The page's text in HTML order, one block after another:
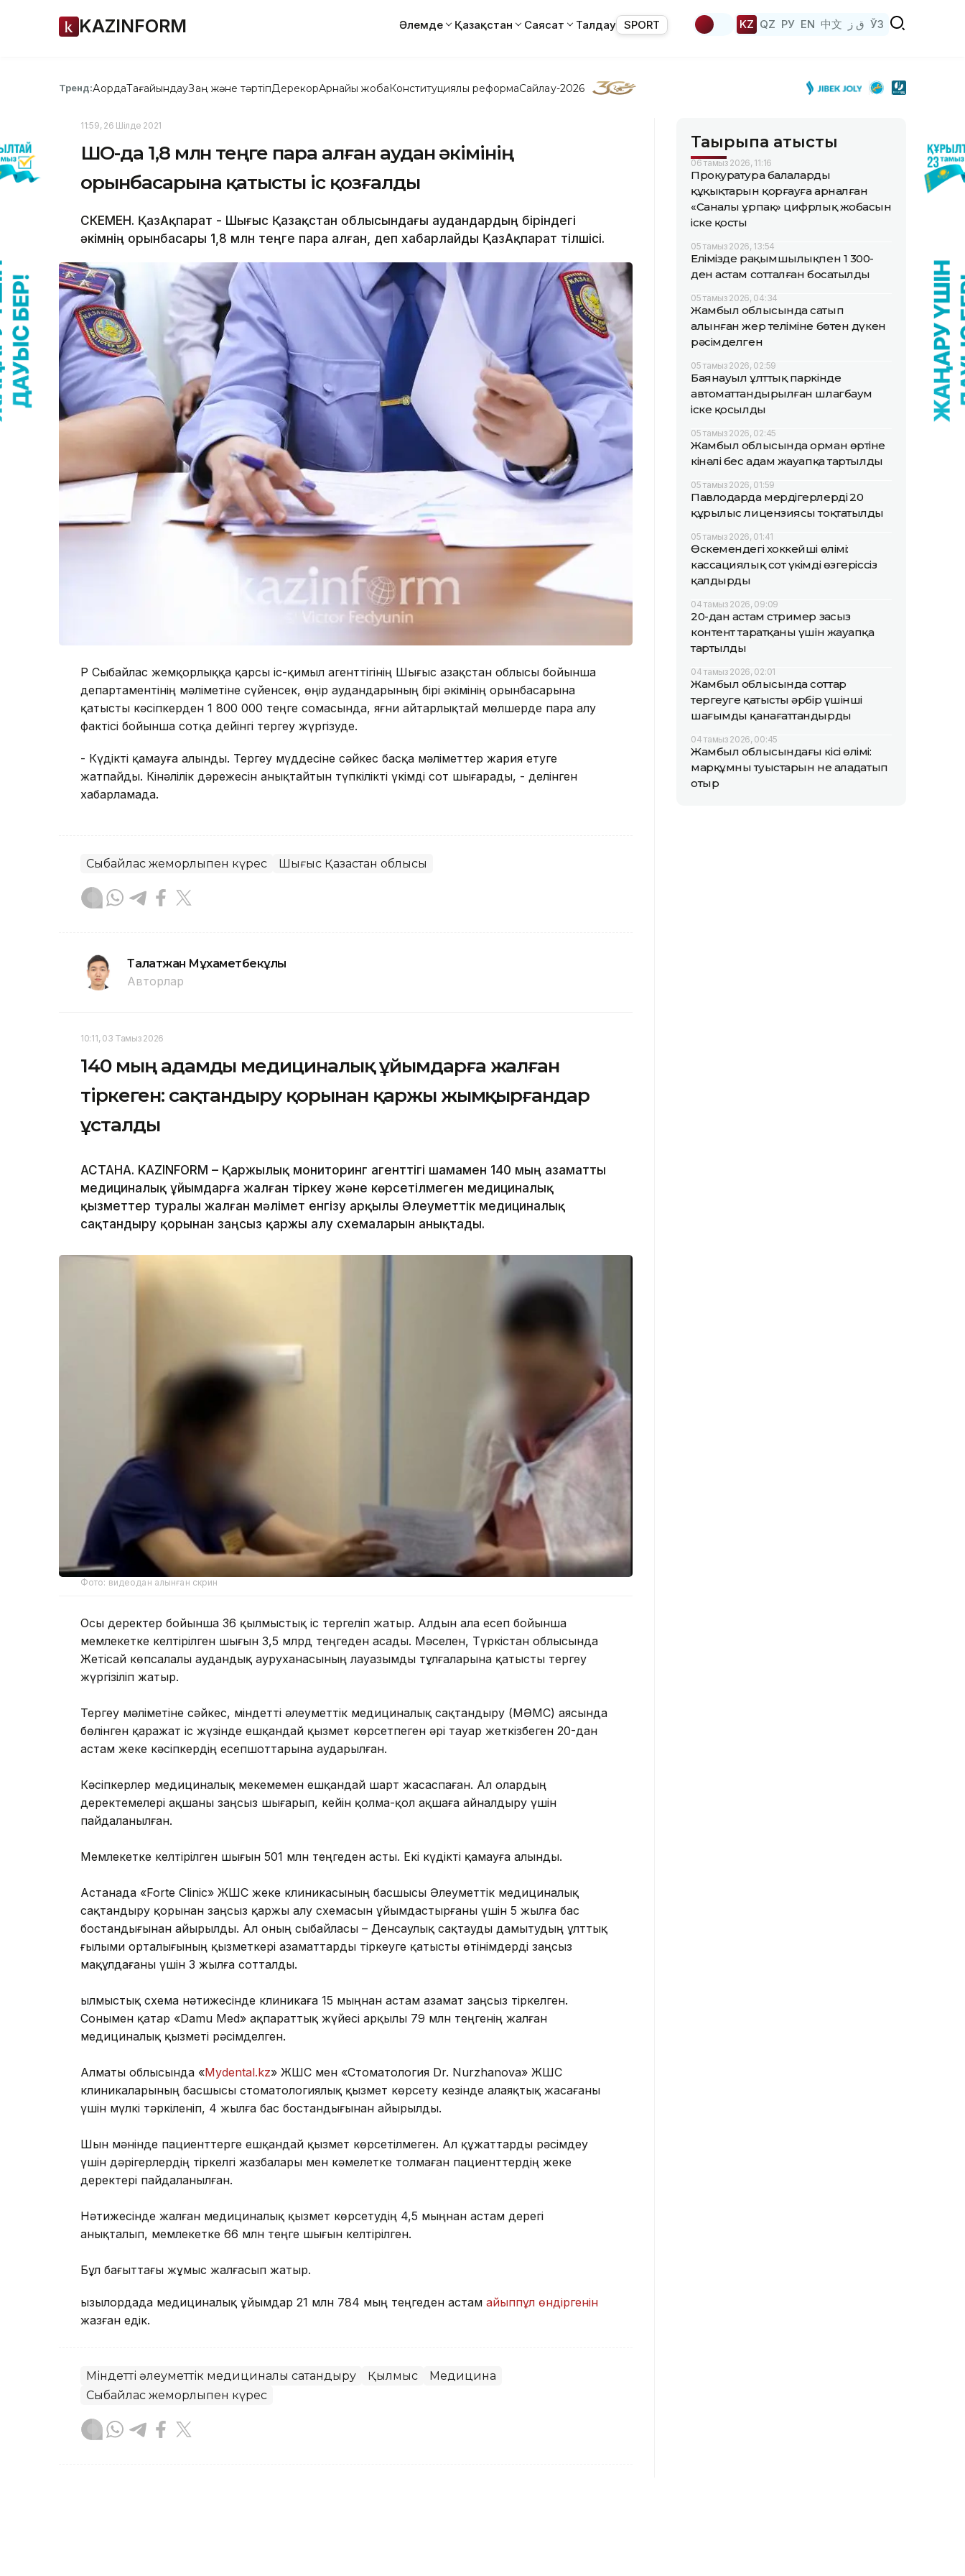
KAZINFORM Әлемде Қазақстан Саясат Талдау SPORT KZ QZ РУ EN 中文 ق ز ЎЗ
Тренд:АқордаТағайындауЗаң және тәртіпДерекқорАрнайы жобаКонституциялық реформаСайлау-2026
11:59, 26 Шілде 2021
ШҚО-да 1,8 млн теңге пара алған аудан әкімінің
орынбасарына қатысты іс қозғалды
ӨСКЕМЕН. ҚазАқпарат - Шығыс Қазақстан облысындағы аудандардың біріндегі
әкімнің орынбасары 1,8 млн теңге пара алған, деп хабарлайды ҚазАқпарат тілшісі.
ҚР Сыбайлас жемқорлыққа қарсы іс-қимыл агенттігінің Шығыс Қазақстан облысы бойынша
департаментінің мәліметіне сүйенсек, өңір аудандарының бірі әкімінің орынбасарына
қатысты кәсіпкерден 1 800 000 теңге сомасында, яғни айтарлықтай мөлшерде пара алу
фактісі бойынша сотқа дейінгі тергеу жүргізуде.
- Күдікті қамауға алынды. Тергеу мүддесіне сәйкес басқа мәліметтер жария етуге
жатпайды. Кінәлілік дәрежесін анықтайтын түпкілікті үкімді сот шығарады, - делінген
хабарламада.
Сыбайлас жемқорлықпен күрес Шығыс Қазақстан облысы
Талғатжан Мұхаметбекұлы
Авторлар
10:11, 03 Тамыз 2026
140 мың адамды медициналық ұйымдарға жалған
тіркеген: сақтандыру қорынан қаржы жымқырғандар
ұсталды
АСТАНА. KAZINFORM – Қаржылық мониторинг агенттігі шамамен 140 мың азаматты
медициналық ұйымдарға жалған тіркеу және көрсетілмеген медициналық
қызметтер туралы жалған мәлімет енгізу арқылы Әлеуметтік медициналық
сақтандыру қорынан заңсыз қаржы алу схемаларын анықтады.
Фото: видеодан алынған скрин
Осы деректер бойынша 36 қылмыстық іс тергеліп жатыр. Алдын ала есеп бойынша
мемлекетке келтірілген шығын 3,5 млрд теңгеден асады. Мәселен, Түркістан облысында
Жетісай көпсалалы аудандық ауруханасының лауазымды тұлғаларына қатысты тергеу
жүргізіліп жатыр.
Тергеу мәліметіне сәйкес, міндетті әлеуметтік медициналық сақтандыру (МӘМС) аясында
бөлінген қаражат іс жүзінде ешқандай қызмет көрсетпеген әрі тауар жеткізбеген 20-дан
астам жеке кәсіпкердің есепшоттарына аударылған.
Кәсіпкерлер медициналық мекемемен ешқандай шарт жасаспаған. Ал олардың
деректемелері ақшаны заңсыз шығарып, кейін қолма-қол ақшаға айналдыру үшін
пайдаланылған.
Мемлекетке келтірілген шығын 501 млн теңгеден асты. Екі күдікті қамауға алынды.
Астанада «Forte Clinic» ЖШС жеке клиникасының басшысы Әлеуметтік медициналық
сақтандыру қорынан заңсыз қаржы алу схемасын ұйымдастырғаны үшін 5 жылға бас
бостандығынан айырылды. Ал оның сыбайласы – Денсаулық сақтауды дамытудың ұлттық
ғылыми орталығының қызметкері азаматтарды тіркеуге қатысты өтінімдерді заңсыз
мақұлдағаны үшін 3 жылға сотталды.
Қылмыстық схема нәтижесінде клиникаға 15 мыңнан астам азамат заңсыз тіркелген.
Сонымен қатар «Damu Med» ақпараттық жүйесі арқылы 79 млн теңгенің жалған
медициналық қызметі рәсімделген.
Алматы облысында «Mydental.kz» ЖШС мен «Стоматология Dr. Nurzhanova» ЖШС
клиникаларының басшысы стоматологиялық қызмет көрсету кезінде алаяқтық жасағаны
үшін мүлкі тәркіленіп, 4 жылға бас бостандығынан айырылды.
Шын мәнінде пациенттерге ешқандай қызмет көрсетілмеген. Ал құжаттарды рәсімдеу
үшін дәрігерлердің тіркелгі жазбалары мен кәмелетке толмаған пациенттердің жеке
деректері пайдаланылған.
Нәтижесінде жалған медициналық қызмет көрсетудің 4,5 мыңнан астам дерегі
анықталып, мемлекетке 66 млн теңге шығын келтірілген.
Бұл бағыттағы жұмыс жалғасып жатыр.
Қызылордада медициналық ұйымдар 21 млн 784 мың теңгеден астам айыппұл өндіргенін
жазған едік.
Міндетті әлеуметтік медициналық сақтандыру Қылмыс
Медицина
Сыбайлас жемқорлықпен күрес
Тақырыпқа қатысты
06 тамыз 2026, 11:16
Прокуратура балалардың
құқықтарын қорғауға арналған
«Саналы ұрпақ» цифрлық жобасын
іске қосты
05 тамыз 2026, 13:54
Елімізде рақымшылықпен 1 300-
ден астам сотталған босатылды
05 тамыз 2026, 04:34
Жамбыл облысында сатып
алынған жер теліміне бөтен дүкен
рәсімделген
05 тамыз 2026, 02:59
Баянауыл ұлттық паркінде
автоматтандырылған шлагбаум
іске қосылды
05 тамыз 2026, 02:45
Жамбыл облысында орман өртіне
кінәлі бес адам жауапқа тартылды
05 тамыз 2026, 01:59
Павлодарда мердігерлердің 20
құрылыс лицензиясы тоқтатылды
05 тамыз 2026, 01:41
Өскемендегі хоккейші өлімі:
кассациялық сот үкімді өзгеріссіз
қалдырды
04 тамыз 2026, 09:09
20-дан астам стример заңсыз
контент таратқаны үшін жауапқа
тартылды
04 тамыз 2026, 02:01
Жамбыл облысында соттар
тергеуге қатысты әрбір үшінші
шағымды қанағаттандырды
04 тамыз 2026, 00:45
Жамбыл облысындағы кісі өлімі:
марқұмның туыстарын не алаңдатып
отыр